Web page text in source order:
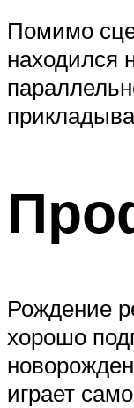
Помимо
находился
Рождение
хорошо
играет